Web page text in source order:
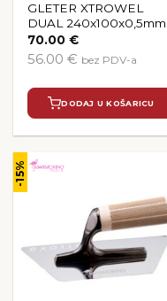
GLETER XTROWEL
DUAL 240x100x0,5mm
70.00€
56.00 € bez PDV-a
DODAJ U KOŠARICU
-15%